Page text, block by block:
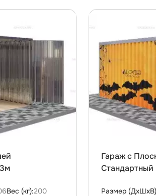
Вес (кг):200
Гараж с
Стандартный
Размер